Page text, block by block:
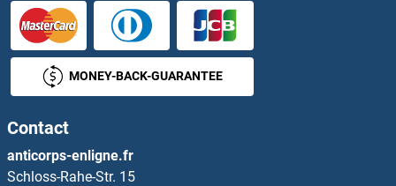
MONEY-BACK-GUARANTEE
Contact
anticorps-enligne.fr
Schloss-Rahe-Str. 15